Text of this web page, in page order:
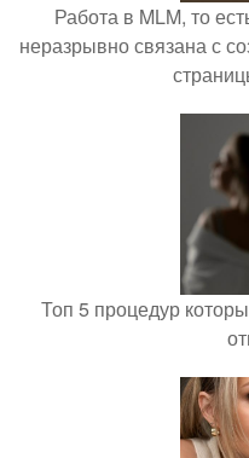
Работа в MLM, то
неразрывно связана с
Топ 5 процедур